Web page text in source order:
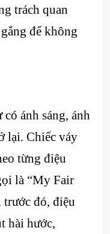
trách quan
để không
ánh sáng, ánh
lại. Chiếc váy
từng điệu
là “My Fair
trước đó, điệu
hài hước,